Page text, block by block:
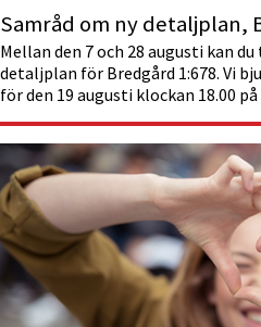
Samråd om ny detaljplan,
Mellan den 7 och 28 augusti kan
detaljplan för Bredgård 1:678. Vi
för den 19 augusti klockan 18.00